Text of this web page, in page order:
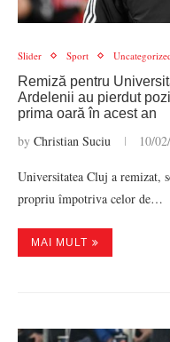
Slider Sport
Remiză pentru
Ardelenii au pierdut
prima oară în acest an
by Christian Suciu 10/
Universitatea Cluj a remizat,
propriu împotriva celor de…
MAI MULT